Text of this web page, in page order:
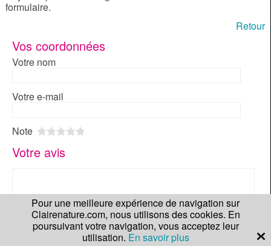
formulaire.
Retour
Vos coordonnées
Votre nom
Votre e-mail
Note 4
3
2
1
Votre avis
Pour une meilleure expérience de navigation sur
Clairenature.com, nous utilisons des cookies. En
poursuivant votre navigation, vous acceptez leur
utilisation. En savoir plus